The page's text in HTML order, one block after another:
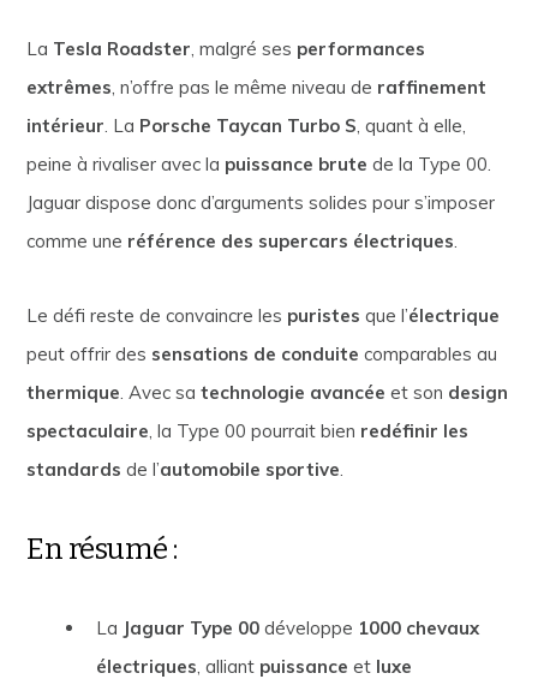
La Tesla Roadster, malgré ses performances
extrêmes, n’offre pas le même niveau de raffinement
intérieur. La Porsche Taycan Turbo S, quant à elle,
peine à rivaliser avec la puissance brute de la Type 00.
Jaguar dispose donc d’arguments solides pour s’imposer
comme une référence des supercars électriques.
Le défi reste de convaincre les puristes que l’électrique
peut offrir des sensations de conduite comparables au
thermique. Avec satechnologie avancée et son design
spectaculaire, la Type 00 pourrait bien redéfinir les
standards de l’automobile sportive.
En résumé :
La Jaguar Type 00développe 1000 chevaux
électriques, alliant puissance et luxe